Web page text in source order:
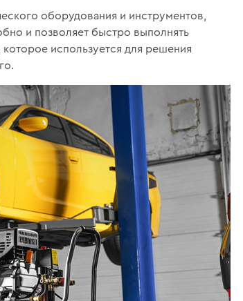
оборудования и инструментов,
и позволяет быстро выполнять
используется для решения